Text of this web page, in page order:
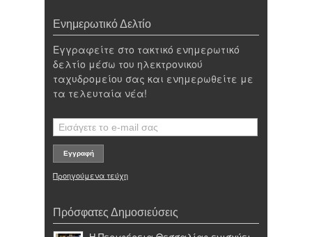
Ενημερωτικό Δελτίο
Εγγραφείτε στο τακτικό ενημερωτικό
δελτίο μέσω του ηλεκτρονικού
ταχυδρομείου σας και ενημερωθείτε με
τα τελευταία νέα!
Προηγούμενα τεύχη
Πρόσφατες Δημοσιεύσεις